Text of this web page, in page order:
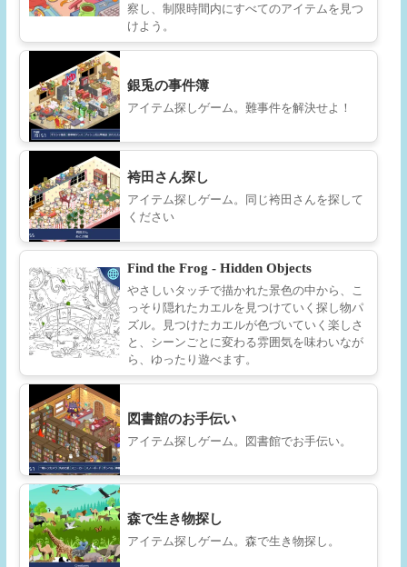
察し、制限時間内にすべてのアイテムを見つ
けよう。
銀兎の事件簿
アイテム探しゲーム。難事件を解決せよ！
袴田さん探し
アイテム探しゲーム。同じ袴田さんを探して
ください
Find the Frog - Hidden Objects
やさしいタッチで描かれた景色の中から、こ
っそり隠れたカエルを見つけていく探し物パ
ズル。見つけたカエルが色づいていく楽しさ
と、シーンごとに変わる雰囲気を味わいなが
ら、ゆったり遊べます。
図書館のお手伝い
アイテム探しゲーム。図書館でお手伝い。
森で生き物探し
アイテム探しゲーム。森で生き物探し。